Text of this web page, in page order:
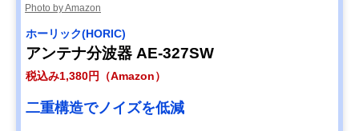
Photo by Amazon
ホーリック(HORIC)
アンテナ分波器 AE-327SW
税込み1,380円（Amazon）
二重構造でノイズを低減